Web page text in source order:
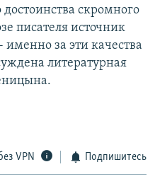
скромного
писателя источник
за эти качества
литературная
VPN Подпишитесь